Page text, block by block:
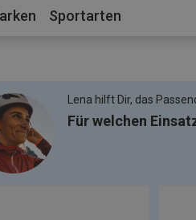
Sportarten
Lena hilft Dir, das
Für welchen